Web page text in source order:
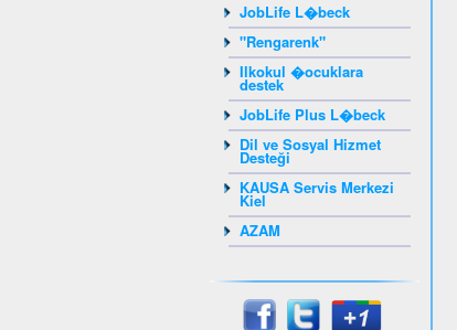
JobLife L�beck
"Rengarenk"
Ilkokul �ocuklara
destek
JobLife Plus L�beck
Dil ve Sosyal Hizmet
Desteği
KAUSA Servis Merkezi
Kiel
AZAM